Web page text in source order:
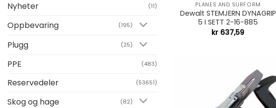
Nyheter (11)
Oppbevaring (195)
Plugg (25)
PPE (483)
Reservedeler (53651)
Skog og hage (82)
PLANES AND SURFORM
Dewalt STEMJERN DYNAGRIP
5 I SETT 2-16-885
kr 637,59